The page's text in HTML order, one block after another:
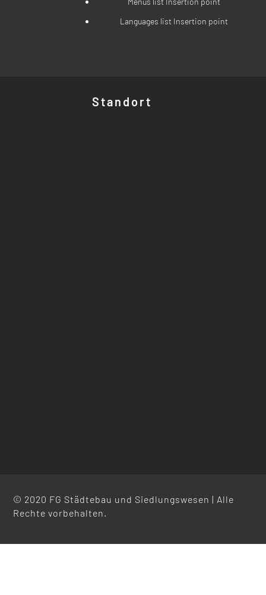
Languages list Insertion point
Standort
© 2020 FG Städtebau und Siedlungswesen | Alle
Rechte vorbehalten.